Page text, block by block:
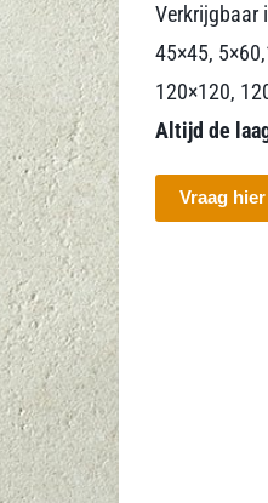
Verkrijgbaar
45×45,
120×120,
Altijd de
Vraag